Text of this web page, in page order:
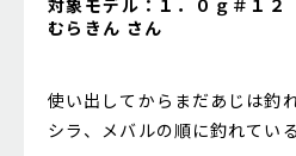
対象モデル：１．０ｇ＃１２
むらきん さん
使い出してからまだあじは釣
シラ、メバルの順に釣れてい